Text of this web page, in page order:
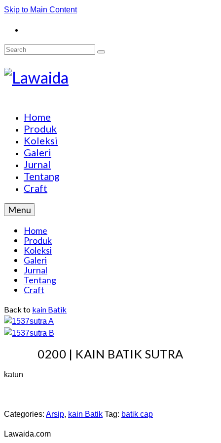
Skip to Main Content
Search
Home
Produk
Koleksi
Galeri
Jurnal
Tentang
Craft
Menu
Home
Produk
Koleksi
Galeri
Jurnal
Tentang
Craft
Back to kain Batik
0200 | KAIN BATIK SUTRA
katun
Categories: Arsip, kain Batik Tag: batik cap
Lawaida.com